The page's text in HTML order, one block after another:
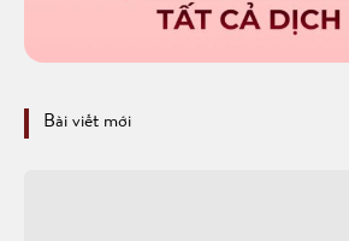
Bài viết mới